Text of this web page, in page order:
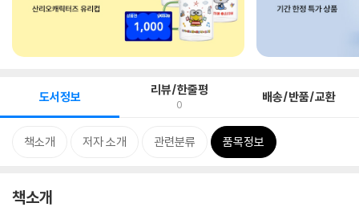
도서정보 리뷰/한줄평
0 배송/반품/교환
책소개 저자 소개 관련분류 품목정보
책소개